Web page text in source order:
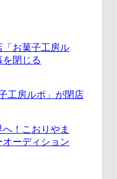
工房ルポ」が閉店